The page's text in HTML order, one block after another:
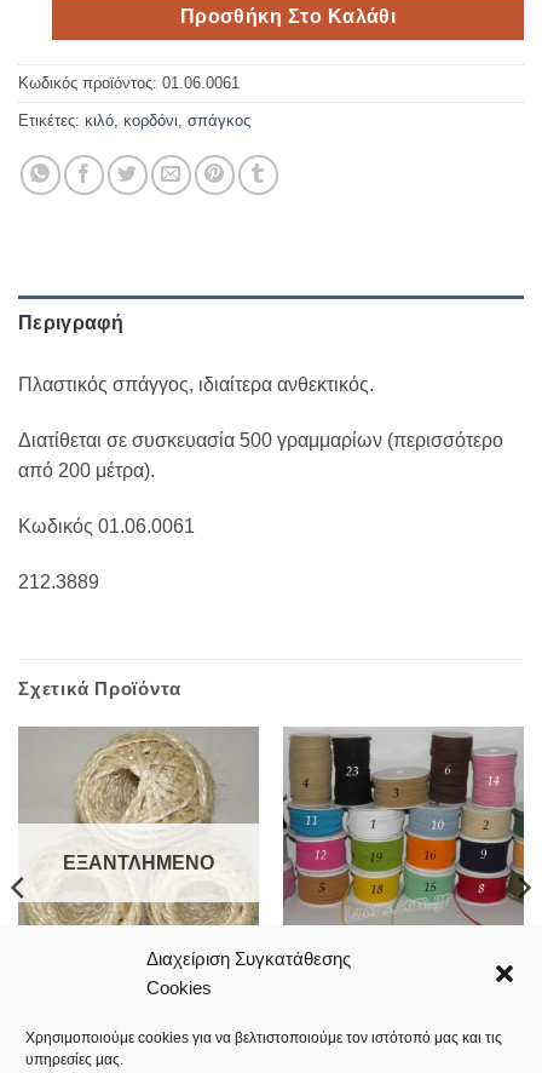
Διαχείριση Συγκατάθεσης
Cookies
Χρησιμοποιούμε cookies για να βελτιστοποιούμε τον ιστότοπό μας και τις
υπηρεσίες μας.
Προσθήκη Στο Καλάθι
Κωδικός προϊόντος: 01.06.0061
Ετικέτες: κιλό, κορδόνι, σπάγκος
Περιγραφή
Πλαστικός σπάγγος, ιδιαίτερα ανθεκτικός.
Διατίθεται σε συσκευασία 500 γραμμαρίων (περισσότερο
από 200 μέτρα).
Κωδικός 01.06.0061
212.3889
Σχετικά Προϊόντα
ΕΞΑΝΤΛΗΜΈΝΟ
Σπάγγος σιζάλ 1003 140gr
5,10€